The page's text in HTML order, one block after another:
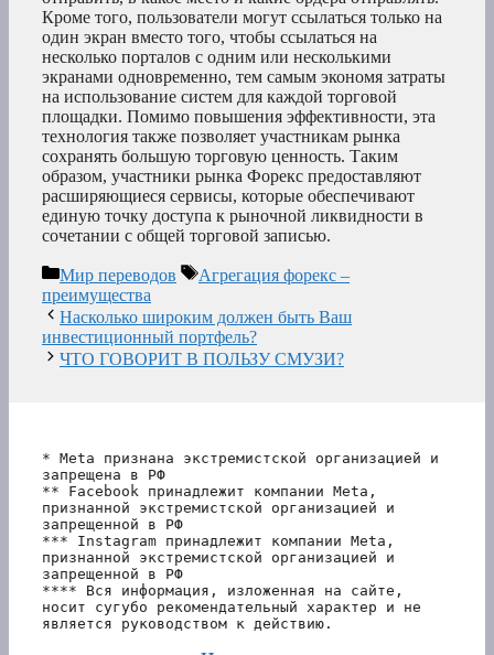
Кроме того, пользователи могут ссылаться только на
один экран вместо того, чтобы ссылаться на
несколько порталов с одним или несколькими
экранами одновременно, тем самым экономя затраты
на использование систем для каждой торговой
площадки. Помимо повышения эффективности, эта
технология также позволяет участникам рынка
сохранять большую торговую ценность. Таким
образом, участники рынка Форекс предоставляют
расширяющиеся сервисы, которые обеспечивают
единую точку доступа к рыночной ликвидности в
сочетании с общей торговой записью.
Рубрики
Мир переводов Метки
Агрегация форекс –
преимущества
Насколько широким должен быть Ваш
инвестиционный портфель?
ЧТО ГОВОРИТ В ПОЛЬЗУ СМУЗИ?
* Meta признана экстремистской организацией и
запрещена в РФ
** Facebook принадлежит компании Meta,
признанной экстремистской организацией и
запрещенной в РФ
*** Instagram принадлежит компании Meta,
признанной экстремистской организацией и
запрещенной в РФ
**** Вся информация, изложенная на сайте,
носит сугубо рекомендательный характер и не
является руководством к действию.